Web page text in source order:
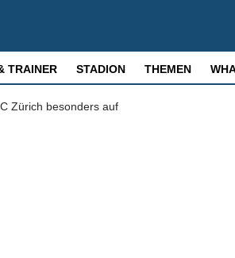
TRAINER STADION THEMEN
Zürich besonders auf